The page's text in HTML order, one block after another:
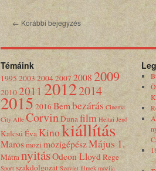
←Korábbi bejegyzés
Témáink
1995 2003 20042007 20082009
20102011 20122014
20152016 Bembezárás Cinema
City Alle CorvinDunafilm Heltai Jenő
Kalcsú ÉvaKinokiállítás
MarosmozimozigépészMájus 1.
MátranyitásOdeon Lloyd Rege
Sport szakdolgozat Szovjet filmek mozija
–